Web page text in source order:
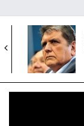
ECONOMÍA
SOCIEDAD
CIENCIA
OPINIÓN